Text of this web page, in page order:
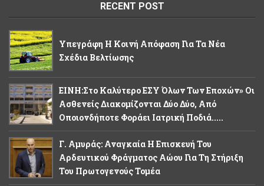
RECENT POST
Υπεγράφη Η Κοινή Απόφαση Για Τα Νέα
Σχέδια Βελτίωσης
ΕΙΝΗ:Στο Καλύτερο ΕΣΥ Όλων Των Εποχών» Οι
Ασθενείς Διακομίζονται Δύο Δύο, Από
Οποιονδήποτε Φοράει Ιατρική Ποδιά.....
Γ. Αμυράς: Αναγκαία Η Επισκευή Του
Αρδευτικού Φράγματος Αώου Για Τη Στήριξη
Του Πρωτογενούς Τομέα